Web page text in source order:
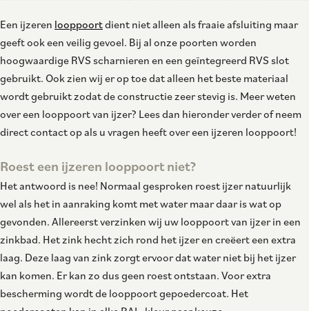
Een ijzeren looppoortdient niet alleen als fraaie afsluiting maar
geeft ook een veilig gevoel. Bij al onze poorten worden
hoogwaardige RVS scharnieren en een geïntegreerd RVS slot
gebruikt. Ook zien wij er op toe dat alleen het beste materiaal
wordt gebruikt zodat de constructie zeer stevig is. Meer weten
over een looppoort van ijzer? Lees dan hieronder verder of neem
direct contact op als u vragen heeft over een ijzeren looppoort!
Roest een ijzeren looppoort niet?
Het antwoord is nee! Normaal gesproken roest ijzer natuurlijk
wel als het in aanraking komt met water maar daar is wat op
gevonden. Allereerst verzinken wij uw looppoort van ijzer in een
zinkbad. Het zink hecht zich rond het ijzer en creëert een extra
laag. Deze laag van zink zorgt ervoor dat water niet bij het ijzer
kan komen. Er kan zo dus geen roest ontstaan. Voor extra
bescherming wordt de looppoort gepoedercoat. Het